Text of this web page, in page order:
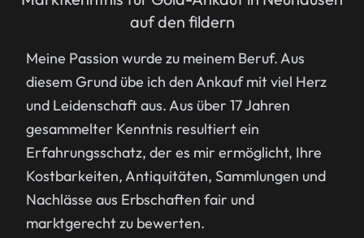
auf den fildern
Meine Passion wurde zu meinem Beruf. Aus
diesem Grund übe ich den Ankauf mit viel Herz
und Leidenschaft aus. Aus über 17 Jahren
gesammelter Kenntnis resultiert ein
Erfahrungsschatz, der es mir ermöglicht, Ihre
Kostbarkeiten, Antiquitäten, Sammlungen und
Nachlässe aus Erbschaften fair und
marktgerecht zu bewerten.